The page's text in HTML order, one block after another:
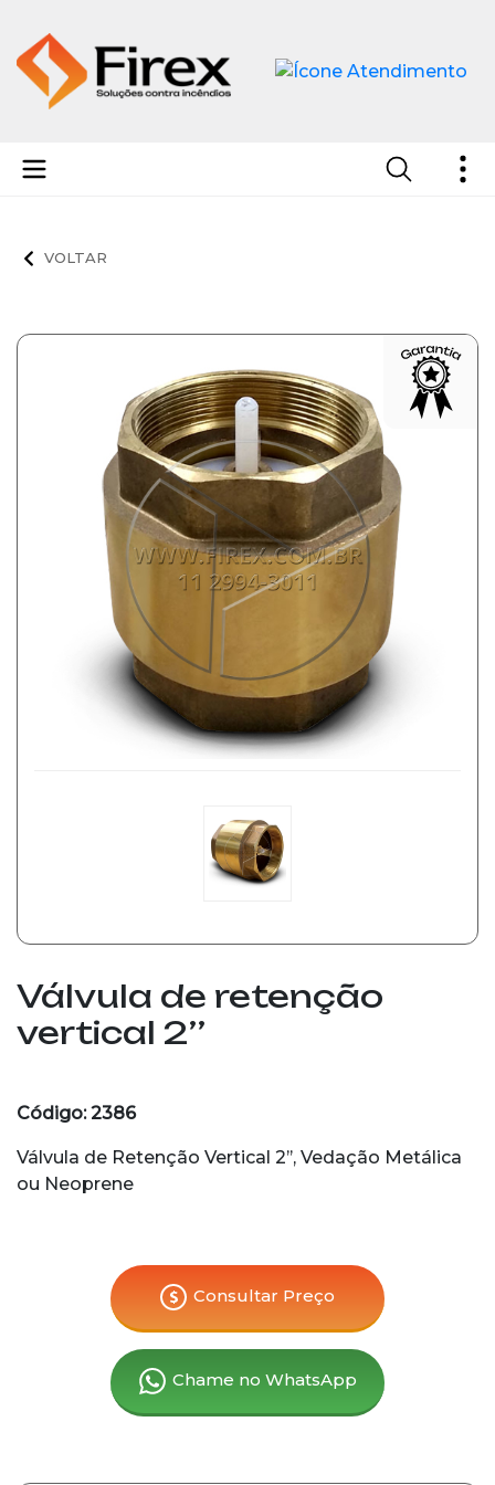
Válvula de Retenção
Válvula de retenção
vertical 2’’
Código: 2386
Válvula de Retenção Vertical 2’’, Vedação Metálica
ou Neoprene
Consultar Preço
Chame no WhatsApp